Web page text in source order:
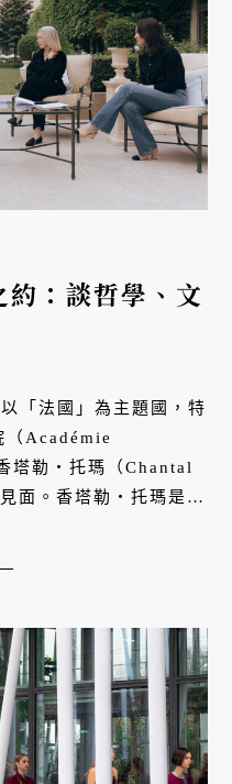
：談哲學、文
「法國」為主題國，特
（Académie
塔勒・托瑪（Chantal
面。香塔勒・托瑪是法